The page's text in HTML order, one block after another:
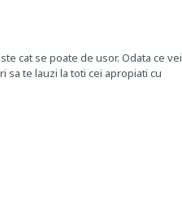
cat se poate de usor. Odata ce vei
sa te lauzi la toti cei apropiati cu